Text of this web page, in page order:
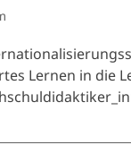
Lernen in die